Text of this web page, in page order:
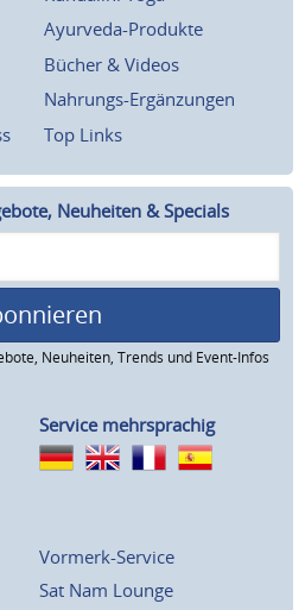
Ayurveda-Produkte
Bücher & Videos
Nahrungs-Ergänzungen
Top Links
Neuheiten & Specials
Neuheiten, Trends und Event-Infos
Service mehrsprachig
Vormerk-Service
Sat Nam Lounge